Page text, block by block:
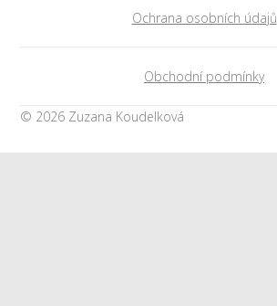
Ochrana osobních údajů
Obchodní podmínky
© 2026 Zuzana Koudelková